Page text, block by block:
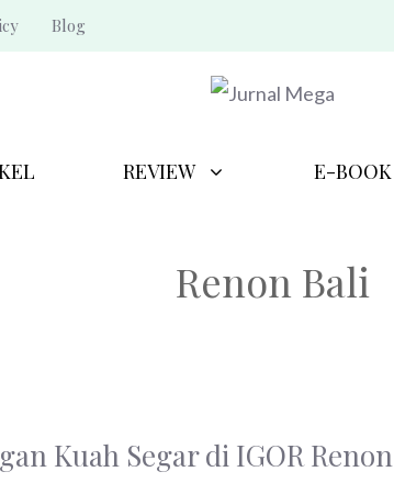
Blog
REVIEW E-BOOK
Renon Bali
Kuah Segar di IGOR Renon